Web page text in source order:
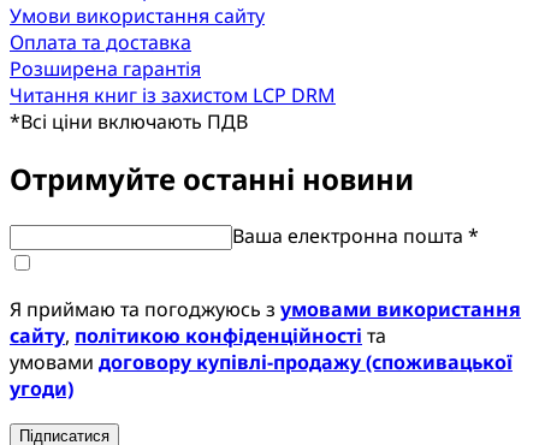
Умови використання сайту
Оплата та доставка
Розширена гарантія
Читання книг із захистом LCP DRM
*Всі ціни включають ПДВ
Отримуйте останні новини
Ваша електронна пошта *
Я приймаю та погоджуюсь з умовами використання
сайту, політикою конфіденційності та
умовами договору купівлі-продажу (споживацької
угоди)
Підписатися